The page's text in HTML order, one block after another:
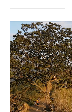
Lecteur
vidéo